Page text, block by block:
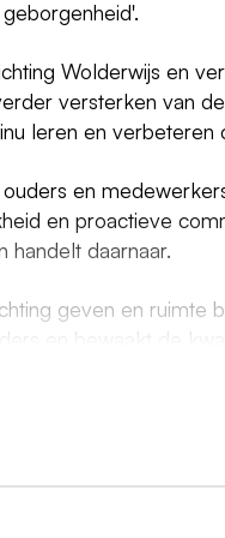
Wolderwijs en
versterken van
leren en verbeteren
en
en proactieve
handelt daarnaar.
geven en ruimte
en bewaakt de
te versterken.